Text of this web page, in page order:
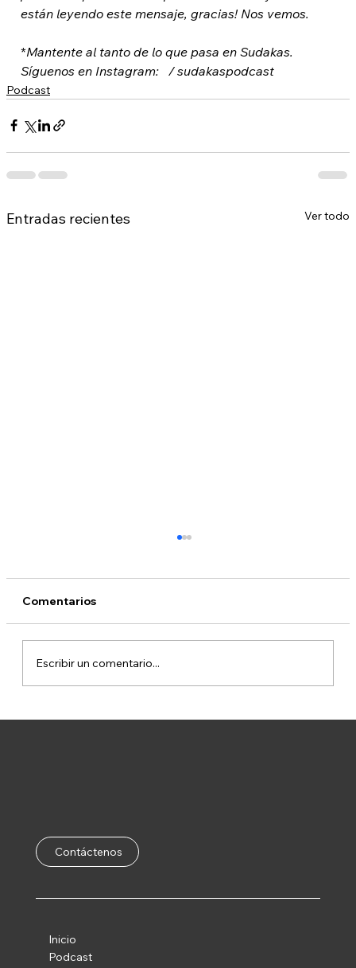
Contáctenos
Inicio
Podcast
están leyendo este mensaje, gracias! Nos vemos.
*Mantente al tanto de lo que pasa en Sudakas.
Síguenos en Instagram: / sudakaspodcast
Podcast
Entradas recientes Ver todo
Night Embassy Bogotá Presenta: EP 2 |
Comentarios
Escribir un comentario...